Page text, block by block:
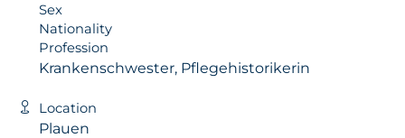
Sex
Nationality
Profession
Krankenschwester, Pflegehistorikerin
Location
Plauen